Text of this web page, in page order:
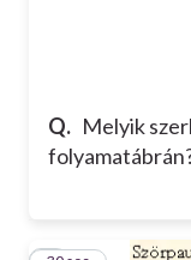
Q. Melyik